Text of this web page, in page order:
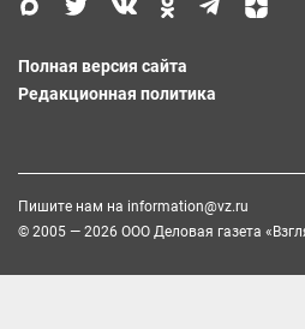
Полная версия сайта
Редакционная политика
Пишите нам на information@vz.ru
© 2005 — 2026 ООО Деловая газета